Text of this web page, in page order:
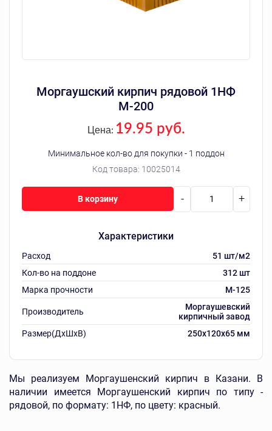
Моргаушский кирпич рядовой 1НФ
М-200
Код товара: 10025014
Цена: 19.95 руб.
Минимальное кол-во для покупки - 1 поддон
Характеристики
Расход
51 шт/м2
Кол-во на поддоне
312 шт
Марка прочности
M-125
Производитель
Моргаушевский
кирпичный завод
Размер(ДхШхВ)
250х120х65 мм
- +
В корзину
Мы реализуем Моргаушенский кирпич в Казани. В
наличии имеется Моргаушенский кирпич по типу -
рядовой, по формату: 1НФ, по цвету: красный.